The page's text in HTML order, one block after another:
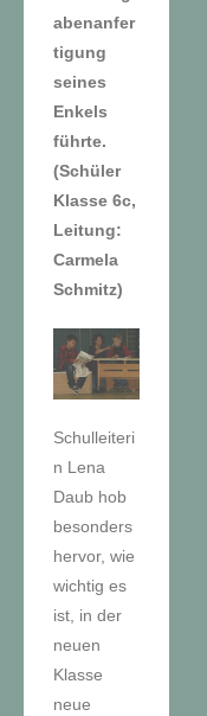
abenanfer
tigung
seines
Enkels
führte.
(Schüler
Klasse 6c,
Leitung:
Carmela
Schmitz)
Schulleiteri
n Lena
Daub hob
besonders
hervor, wie
wichtig es
ist, in der
neuen
Klasse
neue